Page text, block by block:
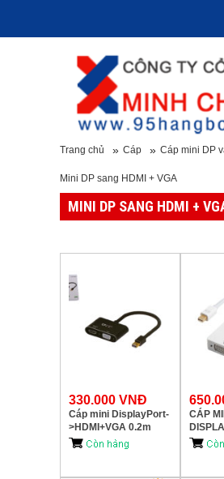
Trang chủ » Cáp » Cáp mini DP
Mini DP sang HDMI + VGA
MINI DP SANG HDMI +
330.000 VNĐ
Cáp mini DisplayPort-
>HDMI+VGA 0.2m
MD123 M-PARD
CÁP
HDMI +